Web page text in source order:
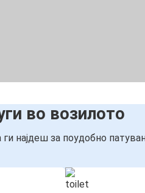
во возилото
најдеш за поудобно